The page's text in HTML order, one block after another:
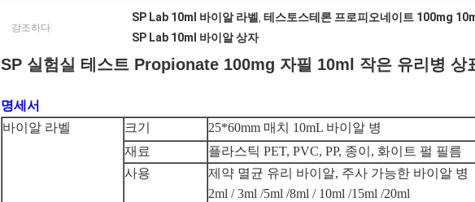
강조하다:
SP Lab 10ml 바이알 라벨, 테스토스테론 프로피오네이트 100mg
SP Lab 10ml 바이알 상자
SP 실험실 테스트 Propionate 100mg 자필 10ml 작은 유리병 상
명세서
바이알 라벨
크기
25*60mm 매치 10mL 바이알 병
재료
플라스틱 PET, PVC, PP, 종이, 화이트 펄 필름
사용
제약 멸균 유리 바이알, 주사 가능한 바이알 병
2ml / 3ml /5ml /8ml / 10ml /15ml /20ml